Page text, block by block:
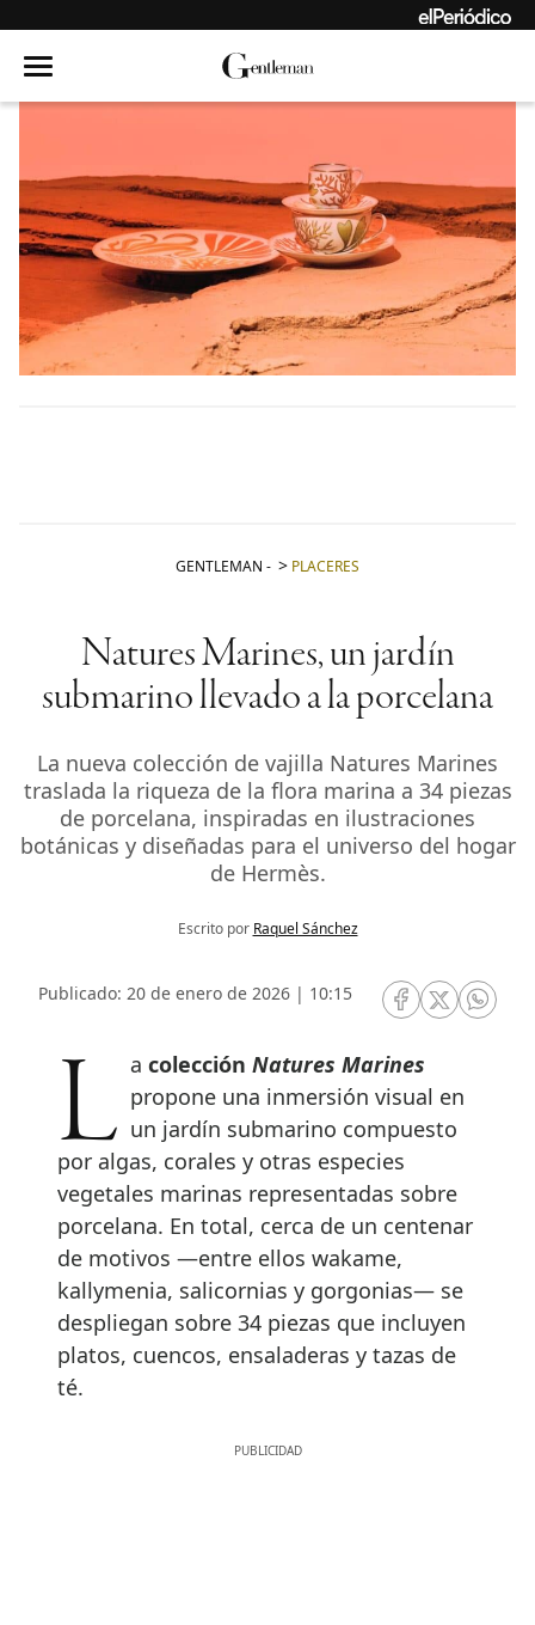
GENTLEMAN - PLACERES
Natures Marines, un jardín
submarino llevado a la porcelana
La nueva colección de vajilla Natures Marines
traslada la riqueza de la flora marina a 34 piezas
de porcelana, inspiradas en ilustraciones
botánicas y diseñadas para el universo del hogar
de Hermès.
Escrito por Raquel Sánchez
Publicado: 20 de enero de 2026 | 10:15
RRSS Facebook
RRSSRRSS
LacolecciónNatures Marines
propone una inmersión visual en
un jardín submarino compuesto
por algas, corales y otras especies
vegetales marinas representadas sobre
porcelana. En total, cerca de un centenar
de motivos —entre ellos wakame,
kallymenia, salicornias y gorgonias— se
despliegan sobre 34 piezas que incluyen
platos, cuencos, ensaladeras y tazas de
té.